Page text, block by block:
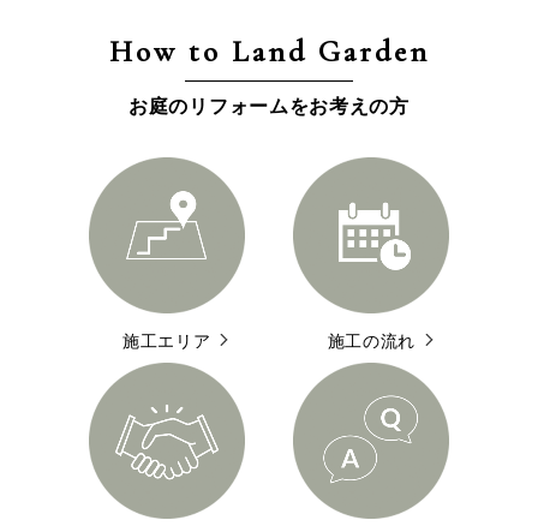
How to Land Garden
お庭のリフォームをお考えの方
施工エリア 施工の流れ